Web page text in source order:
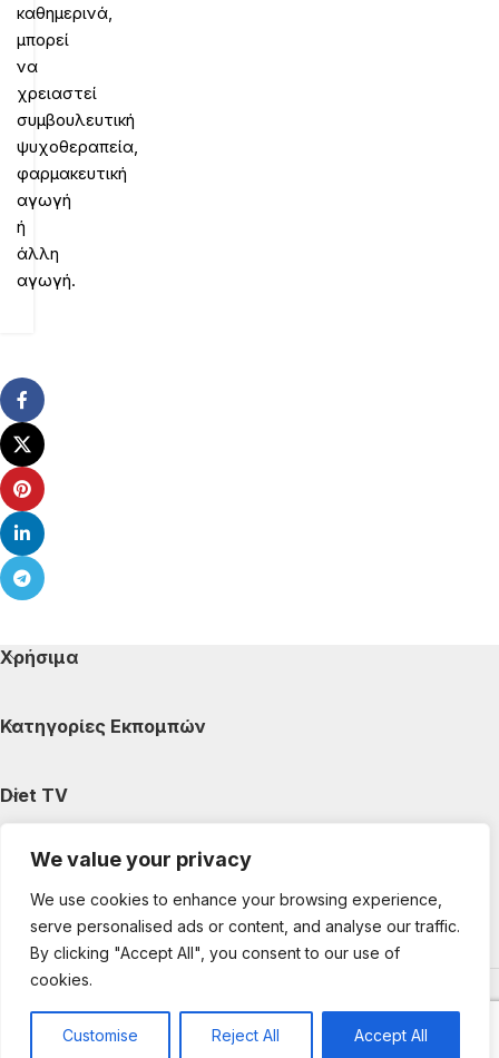
We value your privacy
We use cookies to enhance your browsing experience,
serve personalised ads or content, and analyse our traffic.
By clicking "Accept All", you consent to our use of
cookies.
Customise Reject All Accept All
καθημερινά,
μπορεί
να
χρειαστεί
συμβουλευτική
ψυχοθεραπεία,
φαρμακευτική
αγωγή
ή
άλλη
αγωγή.
Χρήσιμα
Κατηγορίες Εκπομπών
Diet TV
Κατηγορίες Άρθρων
Ακολουθήστε μας
Copyright © 2025 DietTV. All Rights Reserved.
development by web-idea.gr
0